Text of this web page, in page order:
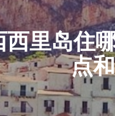
西里岛住
点